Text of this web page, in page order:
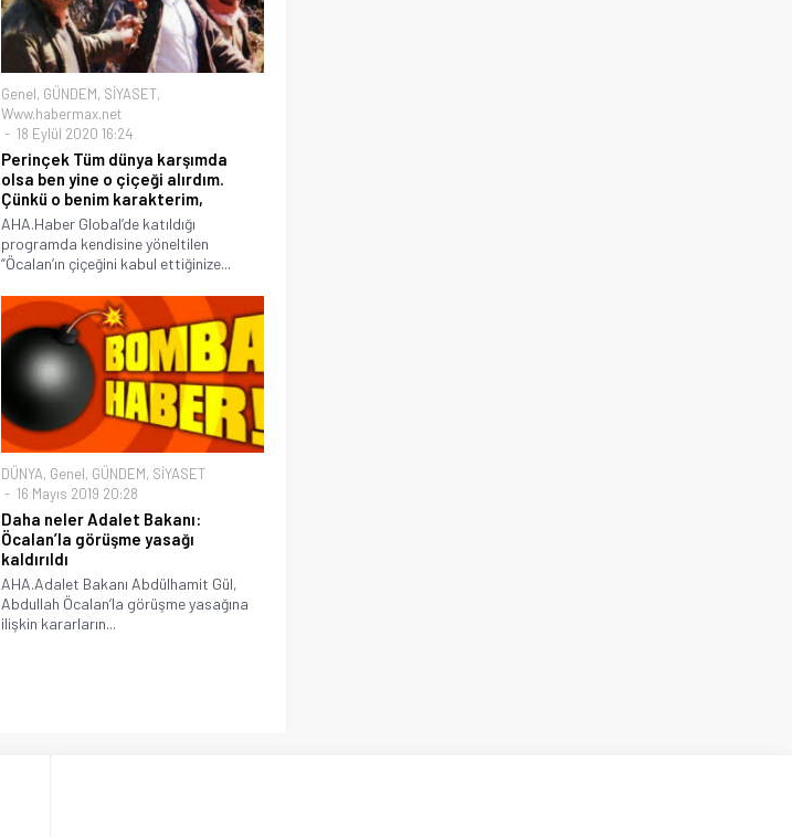
Genel, GÜNDEM, SİYASET,
Www.habermax.net
18 Eylül 2020 16:24
Perinçek Tüm dünya karşımda
olsa ben yine o çiçeği alırdım.
Çünkü o benim karakterim,
AHA.Haber Global’de katıldığı
programda kendisine yöneltilen
“Öcalan’ın çiçeğini kabul ettiğinize...
DÜNYA, Genel, GÜNDEM, SİYASET
16 Mayıs 2019 20:28
Daha neler Adalet Bakanı:
Öcalan’la görüşme yasağı
kaldırıldı
AHA.Adalet Bakanı Abdülhamit Gül,
Abdullah Öcalan’la görüşme yasağına
ilişkin kararların...